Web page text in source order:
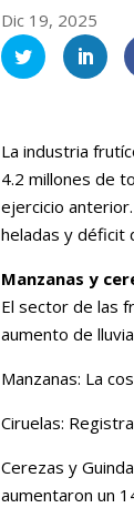
Dic 19, 2025
La industria
4.2 millones de
ejercicio
heladas y déficit
Manzanas y
El sector de las
aumento de
Manzanas: La
Ciruelas:
Cerezas y
aumentaron un